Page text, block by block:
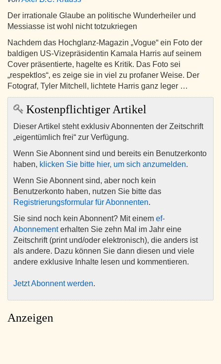
Der irrationale Glaube an politische Wunderheiler und
Messiasse ist wohl nicht totzukriegen
Nachdem das Hochglanz-Magazin „Vogue“ ein Foto der
baldigen US-Vizepräsidentin Kamala Harris auf seinem
Cover präsentierte, hagelte es Kritik. Das Foto sei
„respektlos“, es zeige sie in viel zu profaner Weise. Der
Fotograf, Tyler Mitchell, lichtete Harris ganz leger …
Kostenpflichtiger Artikel
Dieser Artikel steht exklusiv Abonnenten der Zeitschrift
„eigentümlich frei“ zur Verfügung.
Wenn Sie Abonnent sind und bereits ein Benutzerkonto
haben, klicken Sie bitte hier, um sich anzumelden.
Wenn Sie Abonnent sind, aber noch kein
Benutzerkonto haben, nutzen Sie bitte das
Registrierungsformular für Abonnenten.
Sie sind noch kein Abonnent? Mit einem ef-
Abonnementerhalten Sie zehn Mal im Jahr eine
Zeitschrift (print und/oder elektronisch), die anders ist
als andere. Dazu können Sie dann diesen und viele
andere exklusive Inhalte lesen und kommentieren.
Jetzt Abonnent werden.
Anzeigen